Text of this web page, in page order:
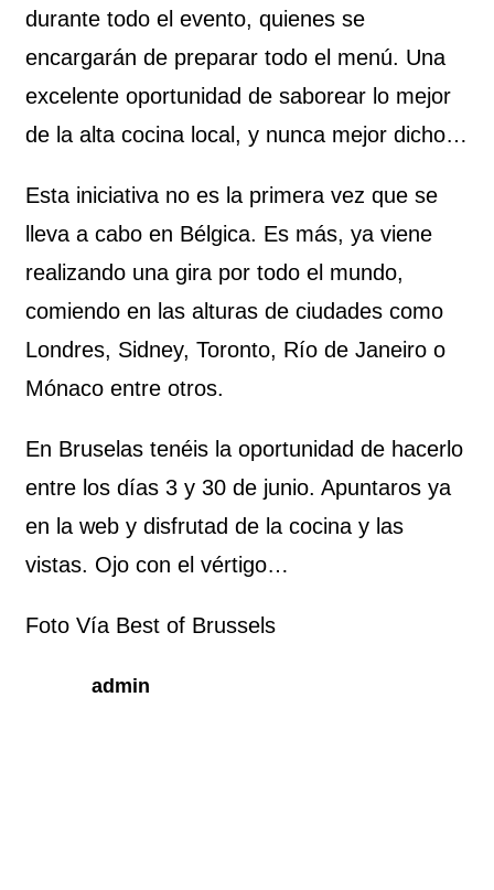
durante todo el evento, quienes se
encargarán de preparar todo el menú. Una
excelente oportunidad de saborear lo mejor
de la alta cocina local, y nunca mejor dicho…
Esta iniciativa no es la primera vez que se
lleva a cabo en Bélgica. Es más, ya viene
realizando una gira por todo el mundo,
comiendo en las alturas de ciudades como
Londres, Sidney, Toronto, Río de Janeiro o
Mónaco entre otros.
En Bruselas tenéis la oportunidad de hacerlo
entre los días 3 y 30 de junio. Apuntaros ya
en la web y disfrutad de la cocina y las
vistas. Ojo con el vértigo…
Foto Vía Best of Brussels
admin